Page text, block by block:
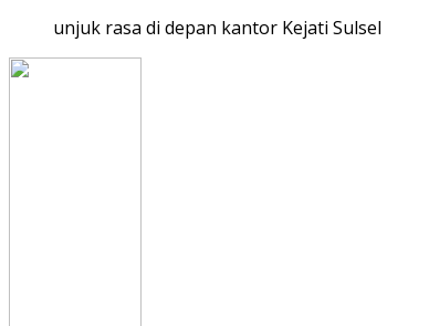
unjuk rasa di depan kantor Kejati Sulsel